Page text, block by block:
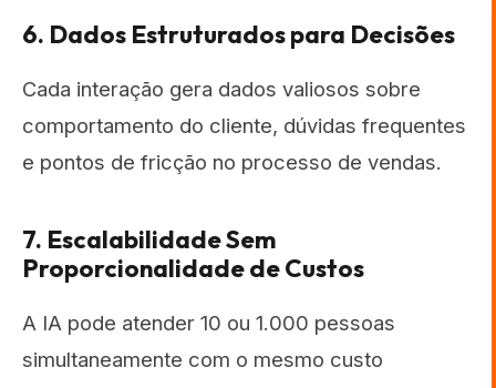
6. Dados Estruturados para Decisões
Cada interação gera dados valiosos sobre
comportamento do cliente, dúvidas frequentes
e pontos de fricção no processo de vendas.
7. Escalabilidade Sem
Proporcionalidade de Custos
A IA pode atender 10 ou 1.000 pessoas
simultaneamente com o mesmo custo